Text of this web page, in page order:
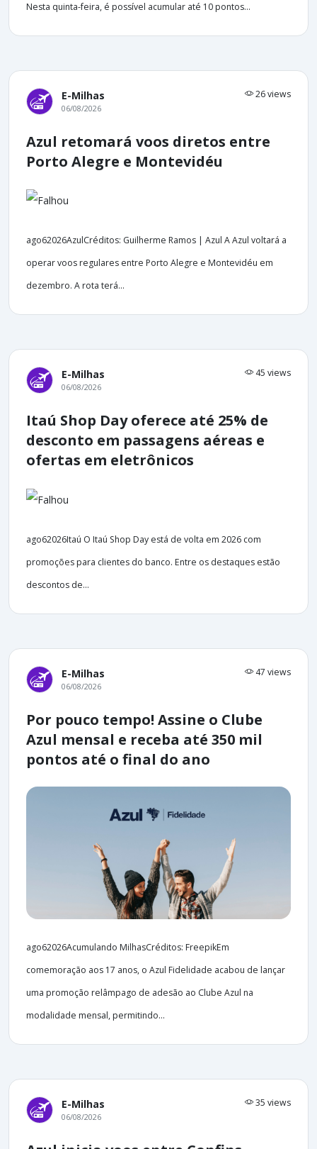
Nesta quinta-feira, é possível acumular até 10 pontos...
E-Milhas 26 views
06/08/2026
Azul retomará voos diretos entre
Porto Alegre e Montevidéu
ago62026AzulCréditos: Guilherme Ramos | Azul A Azul voltará a
operar voos regulares entre Porto Alegre e Montevidéu em
dezembro. A rota terá...
E-Milhas 45 views
06/08/2026
Itaú Shop Day oferece até 25% de
desconto em passagens aéreas e
ofertas em eletrônicos
ago62026Itaú O Itaú Shop Day está de volta em 2026 com
promoções para clientes do banco. Entre os destaques estão
descontos de...
E-Milhas 47 views
06/08/2026
Por pouco tempo! Assine o Clube
Azul mensal e receba até 350 mil
pontos até o final do ano
ago62026Acumulando MilhasCréditos: FreepikEm
comemoração aos 17 anos, o Azul Fidelidade acabou de lançar
uma promoção relâmpago de adesão ao Clube Azul na
modalidade mensal, permitindo...
E-Milhas 35 views
06/08/2026